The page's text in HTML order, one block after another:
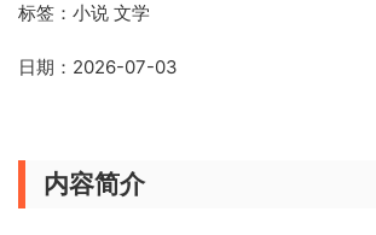
标签：小说 文学
日期：2026-07-03
内容简介